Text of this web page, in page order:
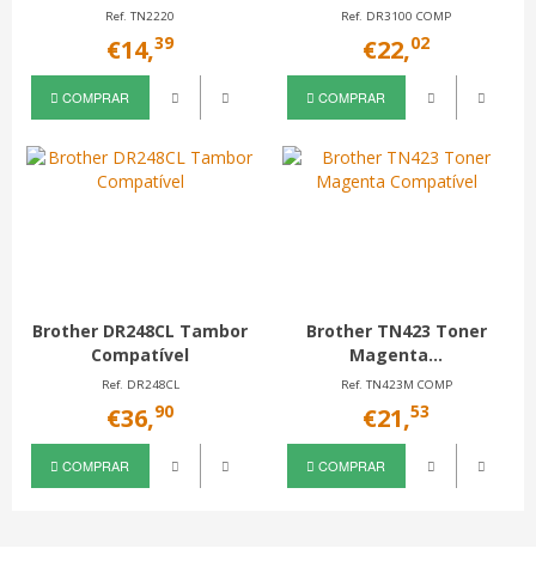
Ref. TN2220
€14,39
COMPRAR
Ref. DR3100 COMP
€22,02
COMPRAR
Brother DR248CL Tambor
Compatível
Ref. DR248CL
€36,90
COMPRAR
Brother TN423 Toner
Magenta...
Ref. TN423M COMP
€21,53
COMPRAR